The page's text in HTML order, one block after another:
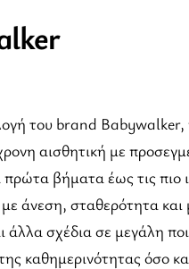
του brand Babywalker,
αισθητική με
βήματα έως τις πιο
άνεση, σταθερότητα
άλλα σχέδια σε μεγάλη
καθημερινότητας όσο